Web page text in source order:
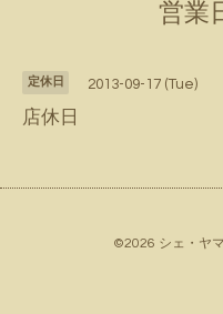
営業
定休日 2013-09-17 (Tue)
店休日
©2026 シェ・ヤ